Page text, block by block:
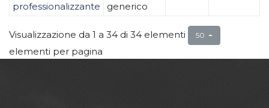
professionalizzante
generico
Visualizzazione da 1 a 34 di 34 elementi 50
elementi per pagina